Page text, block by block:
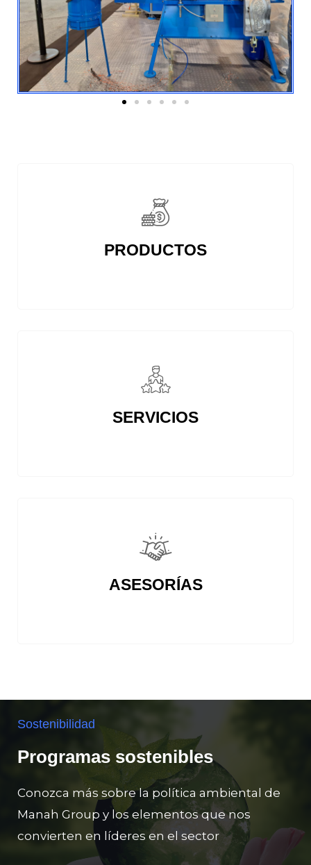
PRODUCTOS
SERVICIOS
ASESORÍAS
Sostenibilidad
Programas sostenibles
Conozca más sobre la política ambiental de
Manah Group y los elementos que nos
convierten en líderes en el sector